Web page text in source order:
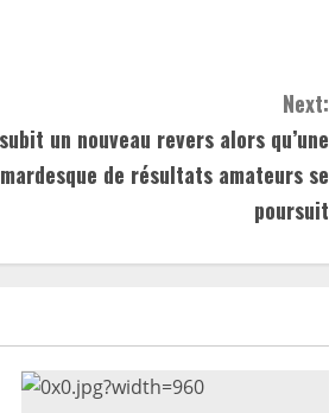
Next:
un nouveau revers alors qu’une
de résultats amateurs se
poursuit